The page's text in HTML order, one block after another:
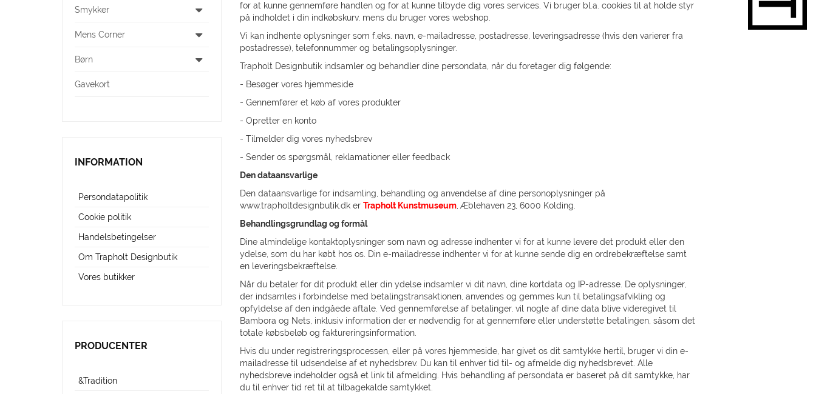
MENS CORNER
Smykker
Mens Corner
Børn
Gavekort
INFORMATION
Persondatapolitik
Cookie politik
Handelsbetingelser
Om Trapholt Designbutik
Vores butikker
PRODUCENTER
&Tradition
for at kunne gennemføre handlen og for at kunne tilbyde dig vores services. Vi bruger bl.a. cookies til at holde styr
på indholdet i din indkøbskurv, mens du bruger vores webshop.
Vi kan indhente oplysninger som f.eks. navn, e-mailadresse, postadresse, leveringsadresse (hvis den varierer fra
postadresse), telefonnummer og betalingsoplysninger.
Trapholt Designbutik indsamler og behandler dine persondata, når du foretager dig følgende:
- Besøger vores hjemmeside
- Gennemfører et køb af vores produkter
- Opretter en konto
- Tilmelder dig vores nyhedsbrev
- Sender os spørgsmål, reklamationer eller feedback
Den dataansvarlige
Den dataansvarlige for indsamling, behandling og anvendelse af dine personoplysninger på
www.trapholtdesignbutik.dk er Trapholt Kunstmuseum, Æblehaven 23, 6000 Kolding.
Behandlingsgrundlag og formål
Dine almindelige kontaktoplysninger som navn og adresse indhenter vi for at kunne levere det produkt eller den
ydelse, som du har købt hos os. Din e-mailadresse indhenter vi for at kunne sende dig en ordrebekræftelse samt
en leveringsbekræftelse.
Når du betaler for dit produkt eller din ydelse indsamler vi dit navn, dine kortdata og IP-adresse. De oplysninger,
der indsamles i forbindelse med betalingstransaktionen, anvendes og gemmes kun til betalingsafvikling og
opfyldelse af den indgåede aftale. Ved gennemførelse af betalinger, vil nogle af dine data blive videregivet til
Bambora og Nets, inklusiv information der er nødvendig for at gennemføre eller understøtte betalingen, såsom det
totale købsbeløb og faktureringsinformation.
Hvis du under registreringsprocessen, eller på vores hjemmeside, har givet os dit samtykke hertil, bruger vi din e-
mailadresse til udsendelse af et nyhedsbrev. Du kan til enhver tid til- og afmelde dig nyhedsbrevet. Alle
nyhedsbreve indeholder også et link til afmelding. Hvis behandling af persondata er baseret på dit samtykke, har
du til enhver tid ret til at tilbagekalde samtykket.